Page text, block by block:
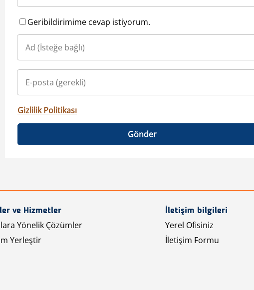
Geribildirimime cevap istiyorum.
Gizlilik Politikası
Gönder
ve Hizmetler
Yönelik Çözümler
Yerleştir
İletişim bilgileri
Yerel Ofisiniz
İletişim Formu